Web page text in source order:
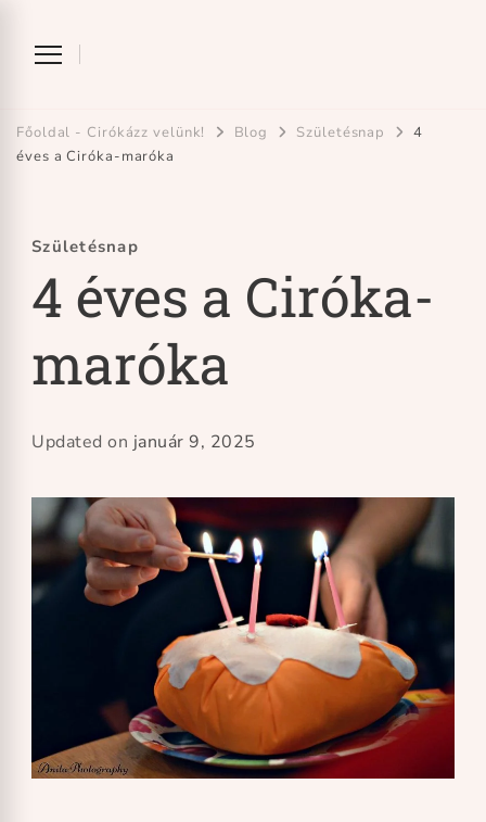
Főoldal - Cirókázz velünk! Blog Születésnap
4
éves a Ciróka-maróka
Születésnap
4 éves a Ciróka-
maróka
Updated on január 9, 2025